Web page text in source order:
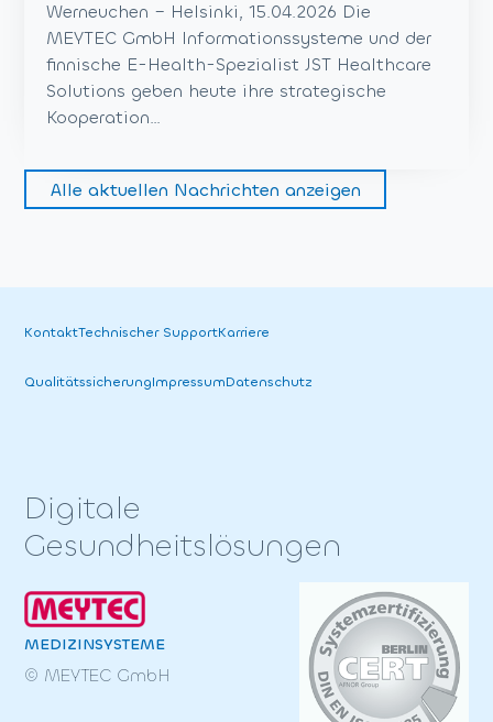
Werneuchen – Helsinki, 15.04.2026 Die
MEYTEC GmbH Informationssysteme und der
finnische E-Health-Spezialist JST Healthcare
Solutions geben heute ihre strategische
Kooperation…
Alle aktuellen Nachrichten anzeigen
MEDIZINSYSTEME
© MEYTEC GmbH
Digitale
Gesundheitslösungen
KontaktTechnischer SupportKarriere
Qualitäts­sicherungImpressumDatenschutz